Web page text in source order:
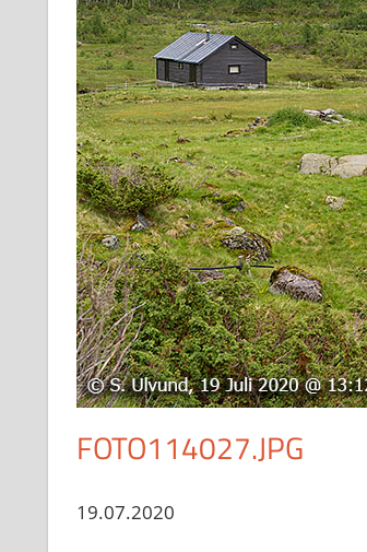
FOTO114027.JPG
19.07.2020